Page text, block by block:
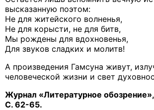
высказанную поэтом:
Не для житейского волненья,
Не для корысти, не для битв,
Мы рождены для вдохновенья,
Для звуков сладких и молитв!
А произведения Гамсуна живут,
человеческой жизни и свет
Журнал «Литературное
С. 62-65.